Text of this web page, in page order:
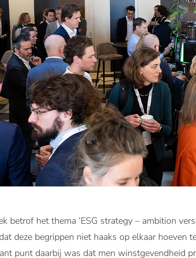
betrof het thema ‘ESG strategy – ambition
deze begrippen niet haaks op elkaar hoeven
punt daarbij was dat men winstgevendheid